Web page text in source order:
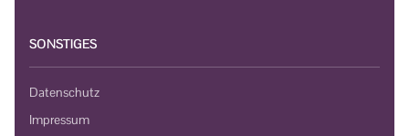
SONSTIGES
Datenschutz
Impressum